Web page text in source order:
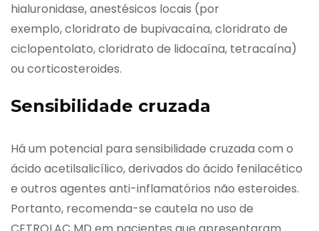
hialuronidase, anestésicos locais (por
exemplo, cloridrato de bupivacaína, cloridrato de
ciclopentolato, cloridrato de lidocaína, tetracaína)
ou corticosteroides.
Sensibilidade cruzada
Há um potencial para sensibilidade cruzada com o
ácido acetilsalicílico, derivados do ácido fenilacético
e outros agentes anti-inflamatórios não esteroides.
Portanto, recomenda-se cautela no uso de